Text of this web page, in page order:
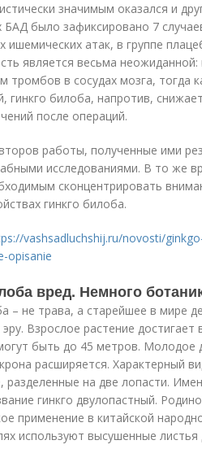
значимым оказался и
было зафиксировано 7
ишемических атак, в группе
является весьма неожиданной:
тромбов в сосудах мозга, тогда
гинкго билоба, напротив,
после операций.
работы, полученные ими
исследованиями. В то же
сконцентрировать
гинкго билоба.
vashsadluchshij.ru/novosti/
opisanie
вред. Немного
– не трава, а старейшее в мире
Взрослое растение
быть до 45 метров.
расширяется. Характерный
разделенные на две лопасти.
гинкго двулопастный.
применение в китайской
используют высушенные